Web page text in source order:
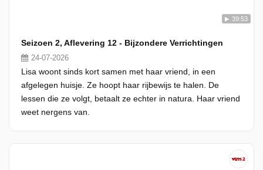
39:53
Seizoen 2, Aflevering 12 - Bijzondere Verrichtingen
24-07-2026
Lisa woont sinds kort samen met haar vriend, in een
afgelegen huisje. Ze hoopt haar rijbewijs te halen. De
lessen die ze volgt, betaalt ze echter in natura. Haar vriend
weet nergens van.